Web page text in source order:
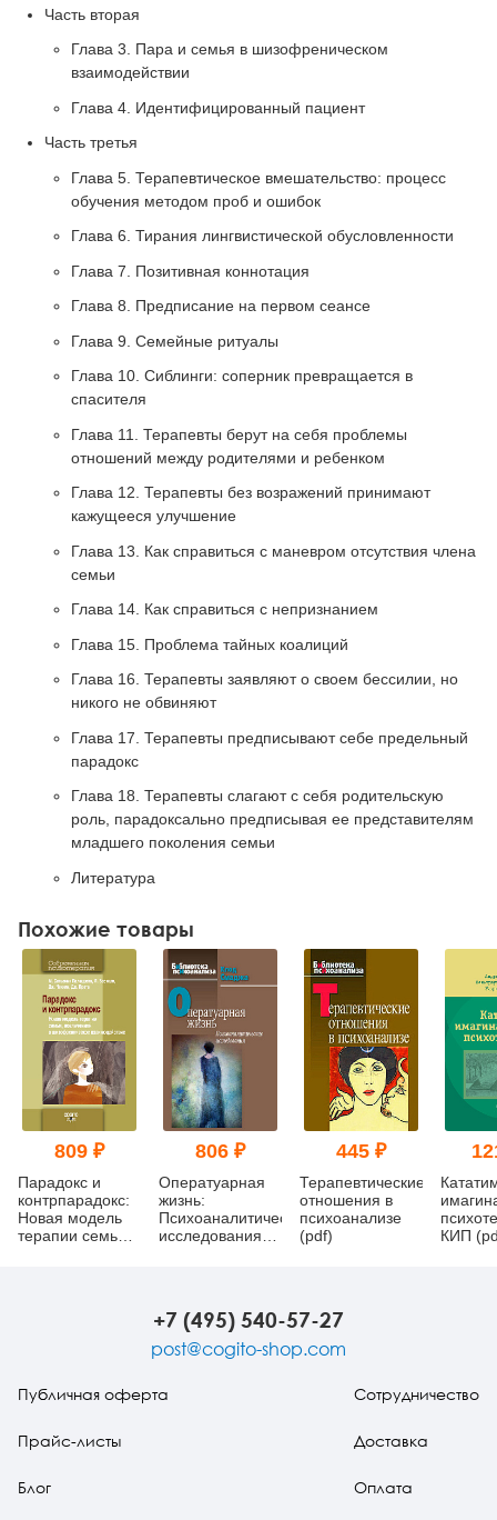
Часть вторая
Глава 3. Пара и семья в шизофреническом
взаимодействии
Глава 4. Идентифицированный пациент
Часть третья
Глава 5. Терапевтическое вмешательство: процесс
обучения методом проб и ошибок
Глава 6. Тирания лингвистической обусловленности
Глава 7. Позитивная коннотация
Глава 8. Предписание на первом сеансе
Глава 9. Семейные ритуалы
Глава 10. Сиблинги: соперник превращается в
спасителя
Глава 11. Терапевты берут на себя проблемы
отношений между родителями и ребенком
Глава 12. Терапевты без возражений принимают
кажущееся улучшение
Глава 13. Как справиться с маневром отсутствия члена
семьи
Глава 14. Как справиться с непризнанием
Глава 15. Проблема тайных коалиций
Глава 16. Терапевты заявляют о своем бессилии, но
никого не обвиняют
Глава 17. Терапевты предписывают себе предельный
парадокс
Глава 18. Терапевты слагают с себя родительскую
роль, парадоксально предписывая ее представителям
младшего поколения семьи
Литература
Похожие товары
809 ₽
Парадокс и
контрпарадокс:
Новая модель
терапии семьи
806 ₽
Оператуарная
жизнь:
Психоаналитические
исследования
445 ₽
Терапевтические
отношения в
психоанализе
(pdf)
КИП
+7 (495) 540-57-27
post@cogito-shop.com
Публичная оферта
Прайс-листы
Блог
Сотрудничество
Доставка
Оплата